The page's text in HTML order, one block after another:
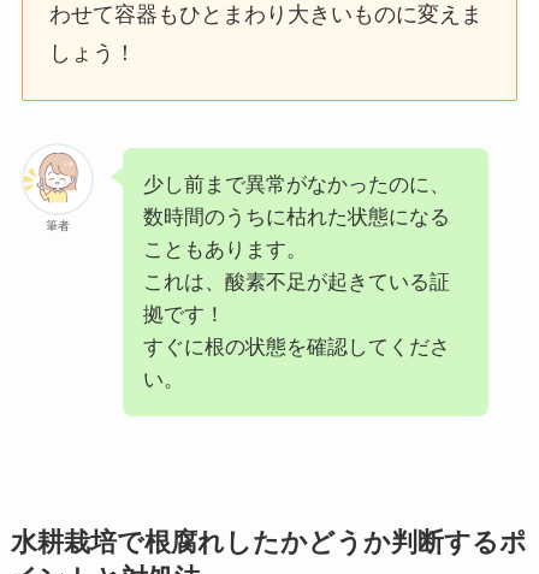
わせて容器もひとまわり大きいものに変えま
しょう！
筆者
少し前まで異常がなかったのに、
数時間のうちに枯れた状態になる
こともあります。
これは、酸素不足が起きている証
拠です！
すぐに根の状態を確認してくださ
い。
水耕栽培で根腐れしたかどうか判断するポ